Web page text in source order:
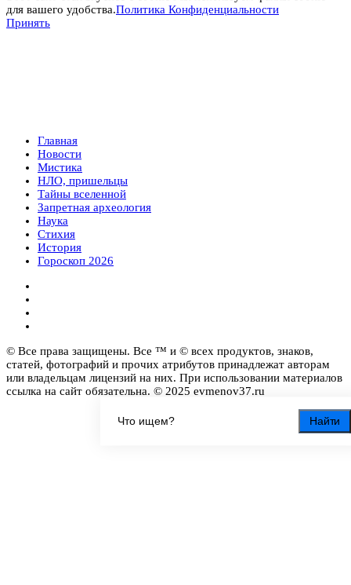
Найти
для вашего удобства.Политика Конфиденциальности
Принять
Главная
Новости
Мистика
НЛО, пришельцы
Тайны вселенной
Запретная археология
Наука
Стихия
История
Гороскоп 2026
© Все права защищены. Все ™ и © всех продуктов, знаков,
статей, фотографий и прочих атрибутов принадлежат авторам
или владельцам лицензий на них. При использовании материалов
ссылка на сайт обязательна. © 2025 evmenov37.ru